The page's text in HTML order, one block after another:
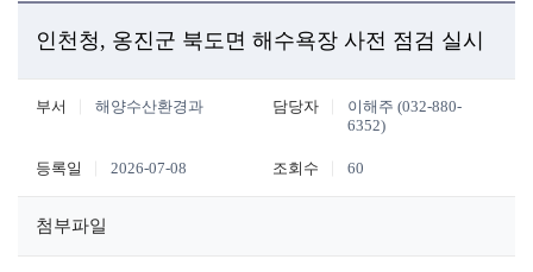
인천청, 옹진군 북도면 해수욕장 사전 점검 실시
부서 해양수산환경과 담당자
이해주 (032-880-
6352)
등록일 2026-07-08 조회수 60
첨부파일